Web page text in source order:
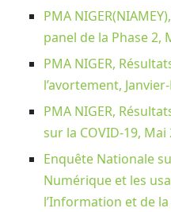
PMA
panel de la Phase 2,
PMA NIGER,
l’avortement,
PMA NIGER,
sur la COVID-19, Mai
Enquête Nationale
Numérique et les
l’Information et de